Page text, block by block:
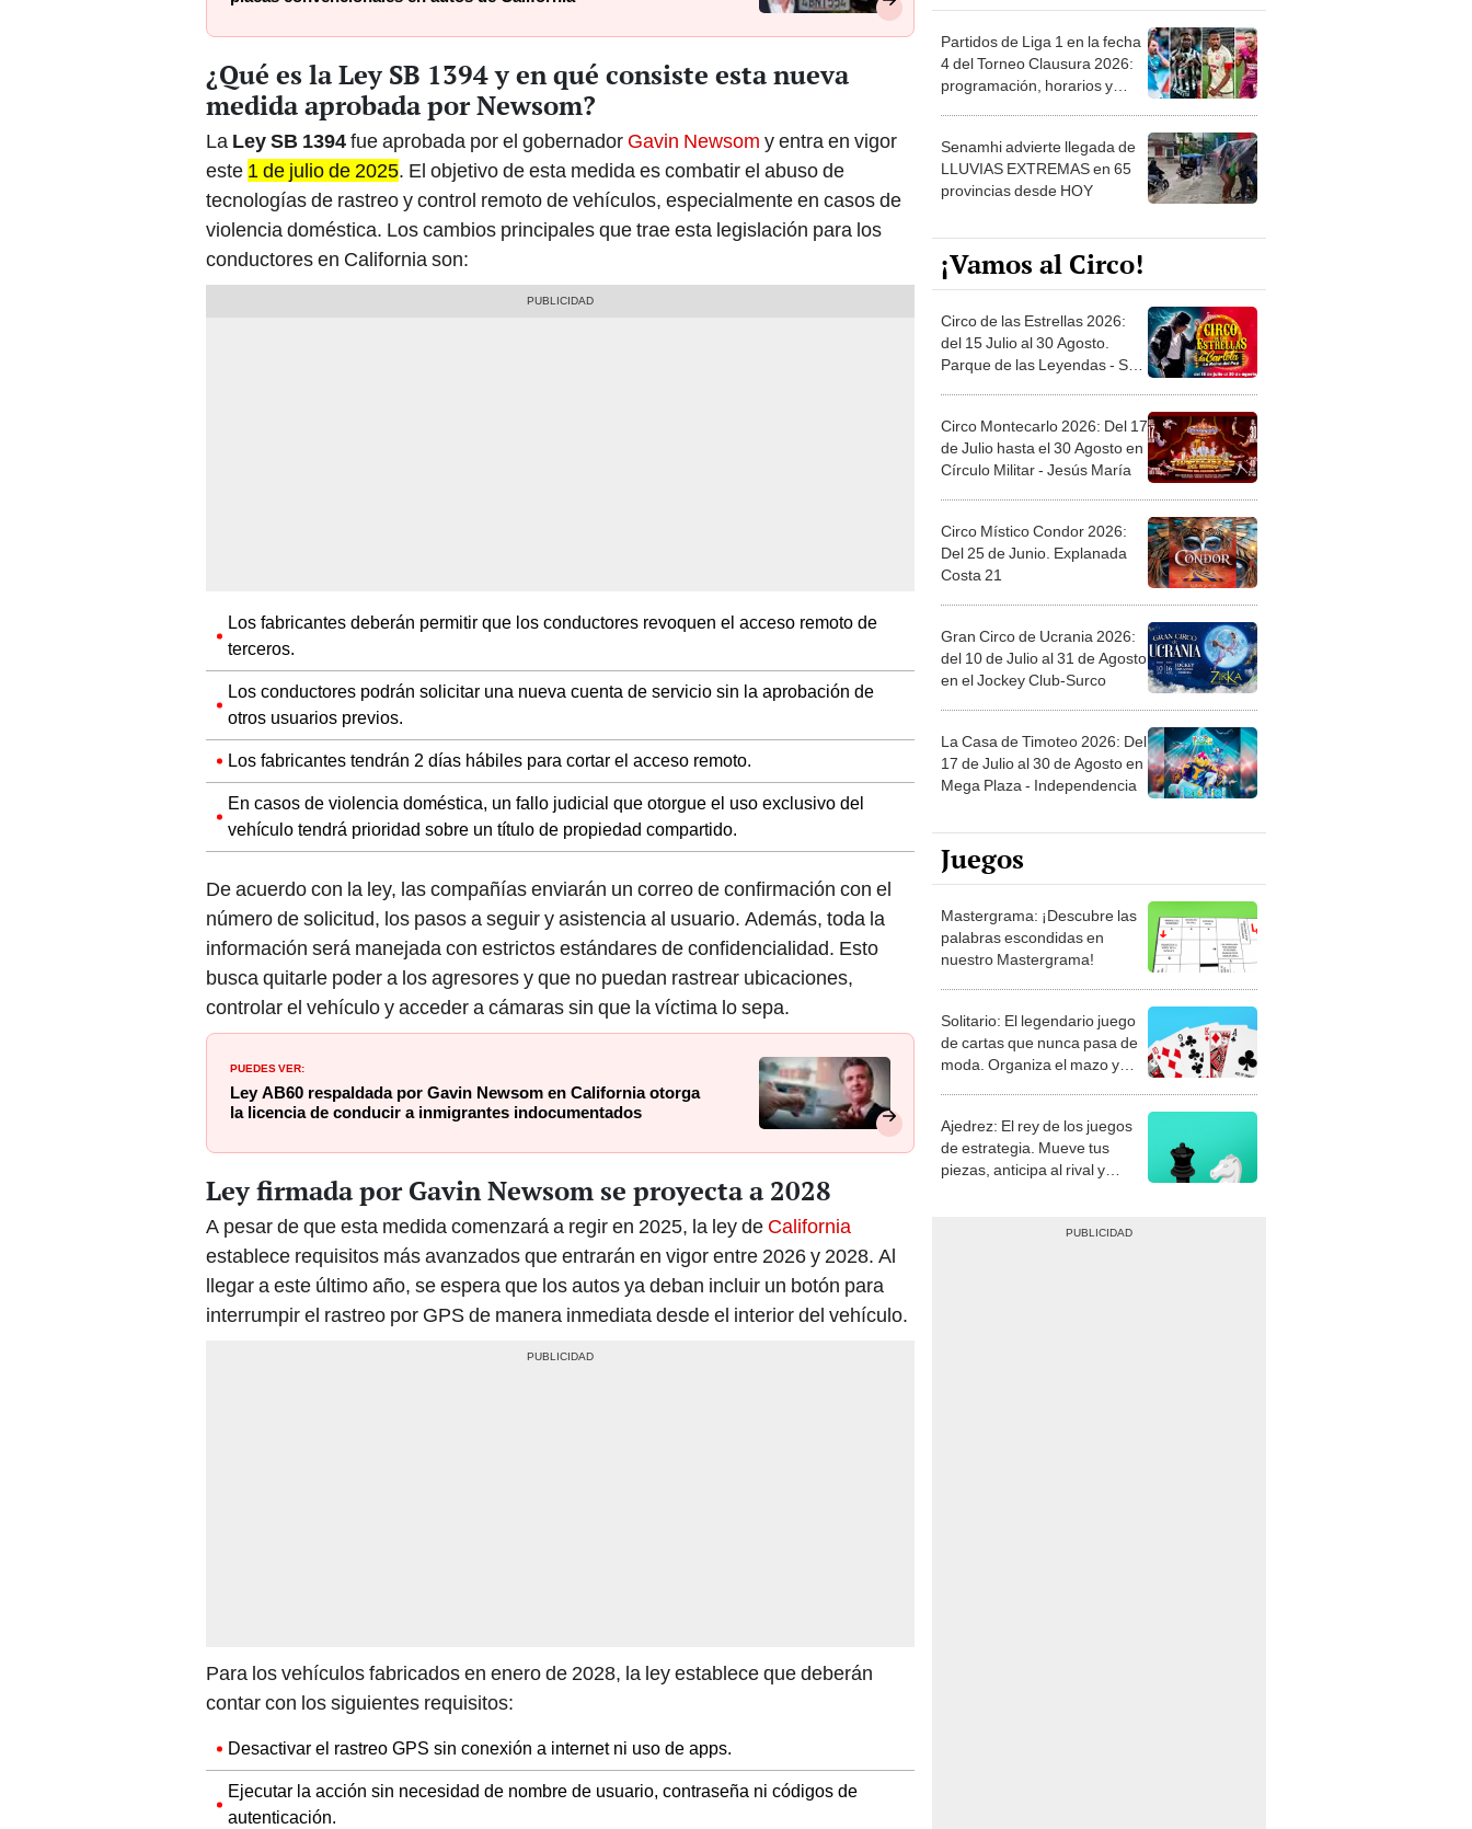
¿Qué es la Ley SB 1394 y en qué consiste esta nueva
medida aprobada por Newsom?
LaLey SB 1394fue aprobada por el gobernador
este1 de julio de 2025. El objetivo de esta medida es combatir el abuso de
tecnologías de rastreo y control remoto de vehículos, especialmente en casos de
violencia doméstica. Los cambios principales que trae esta legislación para los
conductores en California son:
terceros.
Los conductores podrán solicitar una nueva cuenta de servicio sin la aprobación de
otros usuarios previos.
Los fabricantes tendrán 2 días hábiles para cortar el acceso remoto.
En casos de violencia doméstica, un fallo judicial que otorgue el uso exclusivo del
vehículo tendrá prioridad sobre un título de propiedad compartido.
De acuerdo con la ley, las compañías enviarán un correo de confirmación con el
número de solicitud, los pasos a seguir y asistencia al usuario. Además, toda la
información será manejada con estrictos estándares de confidencialidad. Esto
busca quitarle poder a los agresores y que no puedan rastrear ubicaciones,
controlar el vehículo y acceder a cámaras sin que la víctima lo sepa.
PUEDES VER:
Ley AB60 respaldada por Gavin Newsom en California otorga
la licencia de conducir a inmigrantes indocumentados
Ley firmada por Gavin Newsom se proyecta a 2028
A pesar de que esta medida comenzará a regir en 2025, la ley de California
establece requisitos más avanzados que entrarán en vigor entre 2026 y 2028. Al
llegar a este último año, se espera que los autos ya deban incluir un botón para
interrumpir el rastreo por GPS de manera inmediata desde el interior del vehículo.
contar con los siguientes requisitos:
Desactivar el rastreo GPS sin conexión a internet ni uso de apps.
Ejecutar la acción sin necesidad de nombre de usuario, contraseña ni códigos de
autenticación.
Partidos de Liga 1 en la fecha
4 del Torneo Clausura 2026:
programación, horarios y
Senamhi advierte llegada de
LLUVIAS EXTREMAS en 65
provincias desde HOY
¡Vamos al Circo!
Circo de las Estrellas 2026:
del 15 Julio al 30 Agosto.
Parque de las Leyendas - San
Miguel
Circo Montecarlo 2026: Del 17
de Julio hasta el 30 Agosto en
Círculo Militar - Jesús María
Circo Místico Condor 2026:
Del 25 de Junio. Explanada
Costa 21
Gran Circo de Ucrania 2026:
del 10 de Julio al 31 de Agosto
en el Jockey Club-Surco
La Casa de Timoteo 2026: Del
17 de Julio al 30 de Agosto en
Mega Plaza - Independencia
Juegos
Mastergrama: ¡Descubre las
palabras escondidas en
nuestro Mastergrama!
Solitario: El legendario juego
de cartas que nunca pasa de
moda. Organiza el mazo y
demuestra tu habilidad.
Ajedrez: El rey de los juegos
de estrategia. Mueve tus
piezas, anticipa al rival y
consigue el jaque mate.